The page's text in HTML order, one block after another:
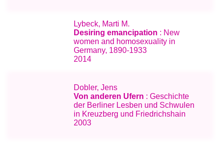
Lybeck, Marti M.
Desiring emancipation : New
women and homosexuality in
Germany, 1890-1933
2014
Dobler, Jens
Von anderen Ufern : Geschichte
der Berliner Lesben und Schwulen
in Kreuzberg und Friedrichshain
2003